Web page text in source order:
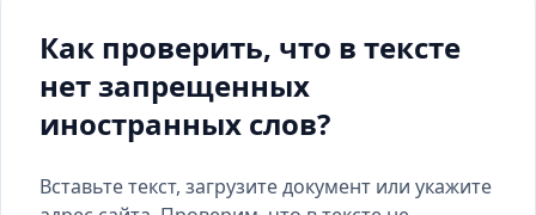
Как проверить, что в тексте
нет запрещенных
иностранных слов?
Вставьте текст, загрузите документ или укажите